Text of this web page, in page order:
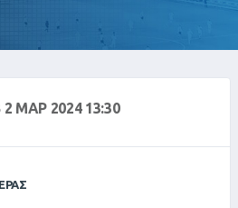
ΜΑΡ 2024 13:30